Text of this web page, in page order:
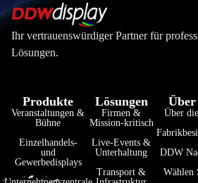
Ihr vertrauenswürdiger Partner für
Lösungen.
Produkte
Veranstaltungen &
Bühne
Einzelhandels-
und
Gewerbedisplays
Lösungen
Firmen &
Mission-kritisch
Live-Events &
Unterhaltung
Transport &
Über
Über
DDW
Wählen